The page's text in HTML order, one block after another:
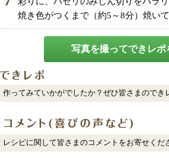
焼き色がつくまで（約5～8分）焼い
写真を撮ってできレポ
作ってみていかがでしたか？ぜひ皆さまのでき
レシピに関して皆さまのコメントをお寄せくだ